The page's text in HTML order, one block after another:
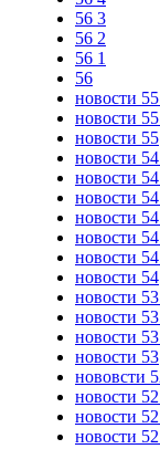
56 3
56 2
56 1
56
новости
новости 55
новости 55
новости
новости
новости
новости
новости
новости 54
новости 54
новости
новости
новости 53
новости 53
нововсти
новости
новости
новости